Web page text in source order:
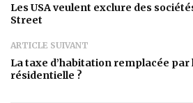
Les USA veulent exclure des
Street
ARTICLE SUIVANT
La taxe d’habitation remplacée
résidentielle ?